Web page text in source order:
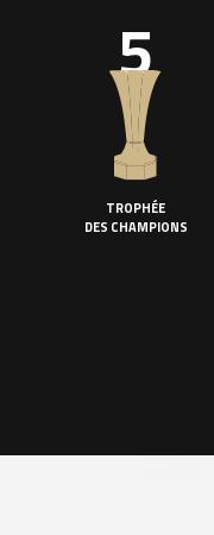
5
TROPHÉE
DES CHAMPIONS